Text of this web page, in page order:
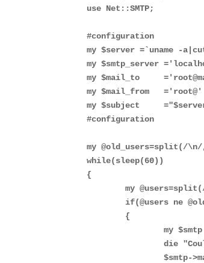
use Net::SMTP;
#configuration
my $server =`uname -
my $smtp_server
my $mail_to
my $mail_from
my $subject
#configuration
my @old_users=split(/
while(sleep(60))
{
my
if(@users ne
        {
my
die
$smtp-